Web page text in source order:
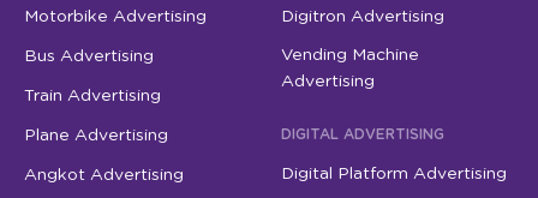
Motorbike Advertising
Bus Advertising
Train Advertising
Plane Advertising
Angkot Advertising
Digitron Advertising
Vending Machine
Advertising
DIGITAL ADVERTISING
Digital Platform Advertising